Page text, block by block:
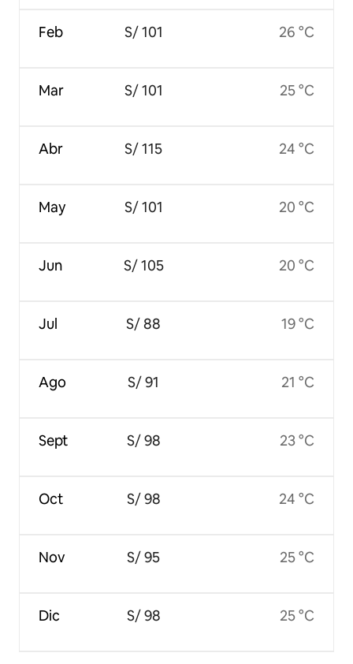
Feb
Mar
Abr
May
Jun
Jul
Ago
Sept
Oct
Nov
Dic
S/ 101
S/ 101
S/ 115
S/ 101
S/ 105
S/ 88
S/ 91
S/ 98
S/ 98
S/ 95
S/ 98
26 °C
25 °C
24 °C
20 °C
20 °C
19 °C
21 °C
23 °C
24 °C
25 °C
25 °C